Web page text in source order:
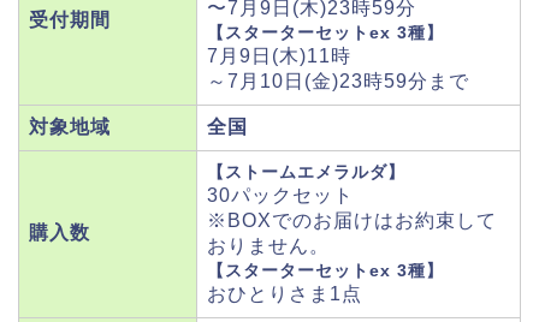
受付期間
〜7月9日(木)23時59分
【スターターセットex 3種】
7月9日(木)11時
～7月10日(金)23時59分まで
対象地域 全国
購入数
【ストームエメラルダ】
30パックセット
※BOXでのお届けはお約束して
おりません。
【スターターセットex 3種】
おひとりさま1点